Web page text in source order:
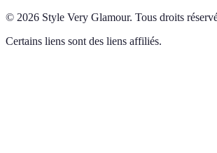
© 2026 Style Very Glamour. Tous droits
Certains liens sont des liens affiliés.